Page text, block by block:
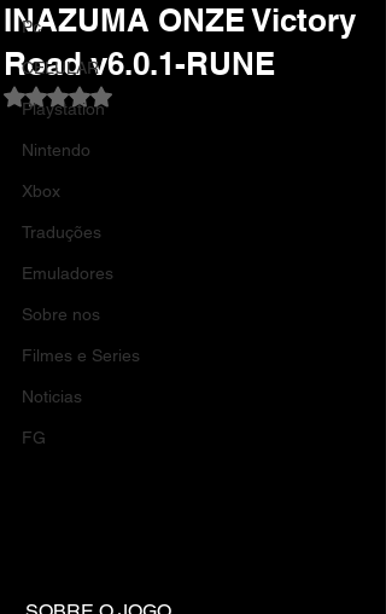
Pc
CELULAR
Playstation
Nintendo
Xbox
Traduções
Emuladores
Sobre nos
Filmes e Series
Noticias
FG
INAZUMA ONZE Victory
Road v6.0.1-RUNE
Avaliado com NaN de 5 estrelas.